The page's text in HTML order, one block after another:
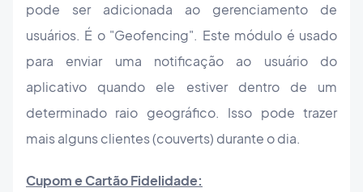
pode ser adicionada ao gerenciamento de
usuários. É o "Geofencing". Este módulo é usado
para enviar uma notificação ao usuário do
aplicativo quando ele estiver dentro de um
determinado raio geográfico. Isso pode trazer
mais alguns clientes (couverts) durante o dia.
Cupom e Cartão Fidelidade: